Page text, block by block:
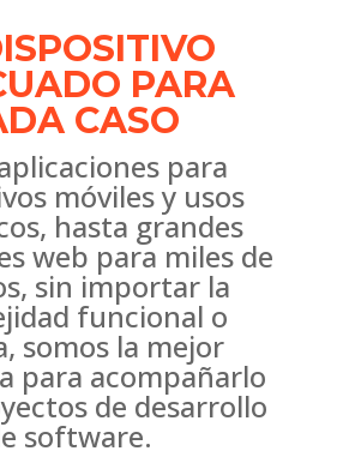
PARA
CASO
para
móviles y usos
hasta grandes
web para miles de
sin importar la
funcional o
somos la mejor
para acompañarlo
de desarrollo
software.